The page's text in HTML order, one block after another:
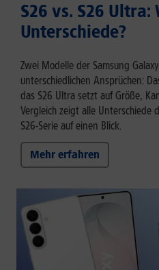
S26 vs. S26 Ultra:
Unterschiede?
Zwei Modelle der Samsung
unterschiedlichen Ansprüchen:
das S26 Ultra setzt auf Größe,
Vergleich zeigt alle Unterschiede
S26-Serie auf einen Blick.
Mehr erfahren